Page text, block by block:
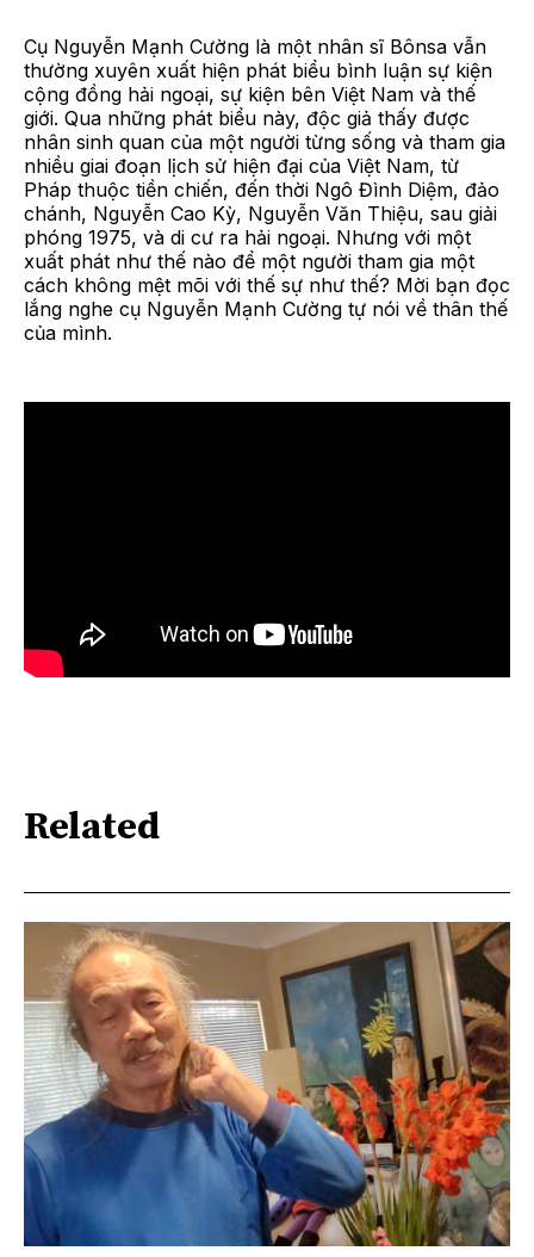
Cụ Nguyễn Mạnh Cường là một nhân sĩ Bônsa vẫn
thường xuyên xuất hiện phát biểu bình luận sự kiện
cộng đồng hải ngoại, sự kiện bên Việt Nam và thế
giới. Qua những phát biểu này, độc giả thấy được
nhân sinh quan của một người từng sống và tham gia
nhiều giai đoạn lịch sử hiện đại của Việt Nam, từ
Pháp thuộc tiền chiến, đến thời Ngô Đình Diệm, đảo
chánh, Nguyễn Cao Kỳ, Nguyễn Văn Thiệu, sau giải
phóng 1975, và di cư ra hải ngoại. Nhưng với một
xuất phát như thế nào để một người tham gia một
cách không mệt mõi với thế sự như thế? Mời bạn đọc
lắng nghe cụ Nguyễn Mạnh Cường tự nói về thân thế
của mình.
Related